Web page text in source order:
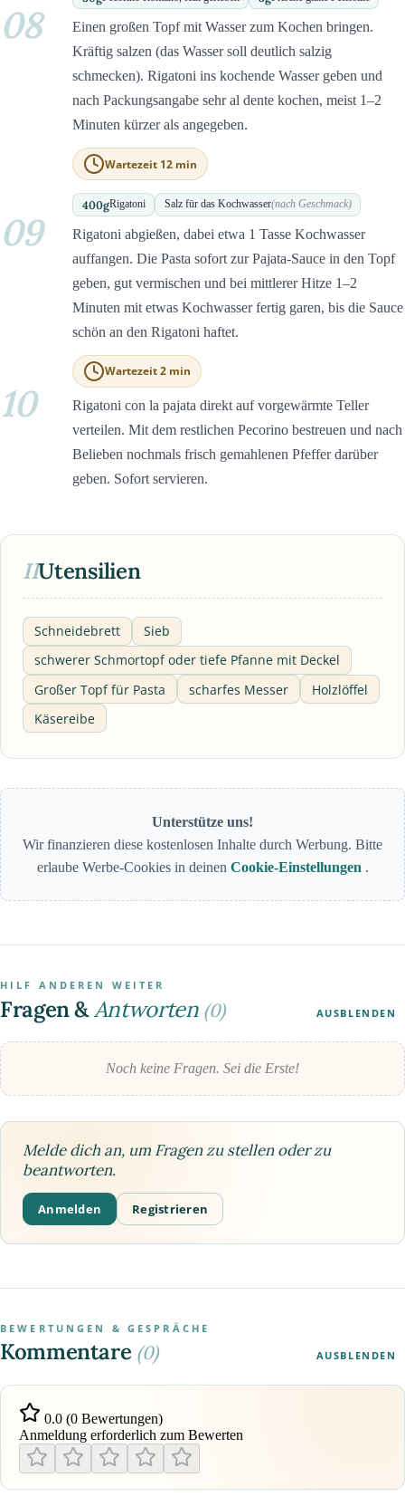
08
Einen großen Topf mit Wasser zum Kochen bringen.
Kräftig salzen (das Wasser soll deutlich salzig
schmecken). Rigatoni ins kochende Wasser geben und
nach Packungsangabe sehr al dente kochen, meist 1–2
Minuten kürzer als angegeben.
Wartezeit 12 min
400gRigatoni Salz für das Kochwasser(nach Geschmack)
09
Rigatoni abgießen, dabei etwa 1 Tasse Kochwasser
auffangen. Die Pasta sofort zur Pajata-Sauce in den Topf
geben, gut vermischen und bei mittlerer Hitze 1–2
Minuten mit etwas Kochwasser fertig garen, bis die Sauce
schön an den Rigatoni haftet.
Wartezeit 2 min
10
Rigatoni con la pajata direkt auf vorgewärmte Teller
verteilen. Mit dem restlichen Pecorino bestreuen und nach
Belieben nochmals frisch gemahlenen Pfeffer darüber
geben. Sofort servieren.
IIUtensilien
Schneidebrett
Sieb
schwerer Schmortopf oder tiefe Pfanne mit Deckel
Großer Topf für Pasta
scharfes Messer
Holzlöffel
Käsereibe
Unterstütze uns!
Wir finanzieren diese kostenlosen Inhalte durch Werbung. Bitte
erlaube Werbe-Cookies in deinen Cookie-Einstellungen .
HILF ANDEREN WEITER
Fragen &Antworten (0) AUSBLENDEN
Noch keine Fragen. Sei die Erste!
Melde dich an, um Fragen zu stellen oder zu
beantworten.
Anmelden Registrieren
BEWERTUNGEN & GESPRÄCHE
Kommentare (0) AUSBLENDEN
0.0 (0 Bewertungen)
Anmeldung erforderlich zum Bewerten